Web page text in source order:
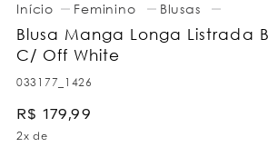
Feminino Blusas
Blusa Manga Longa Listrada
C/ Off White
033177_1426
R$ 179,99
2x de